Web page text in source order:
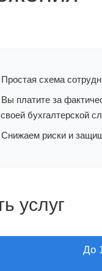
Простая схема
Вы платите за
своей бухгалтерской
Снижаем риски и
услуг
До